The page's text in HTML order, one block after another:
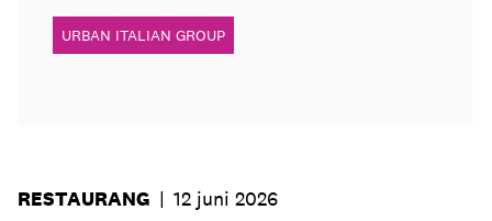
URBAN ITALIAN GROUP
RESTAURANG | 12 juni 2026